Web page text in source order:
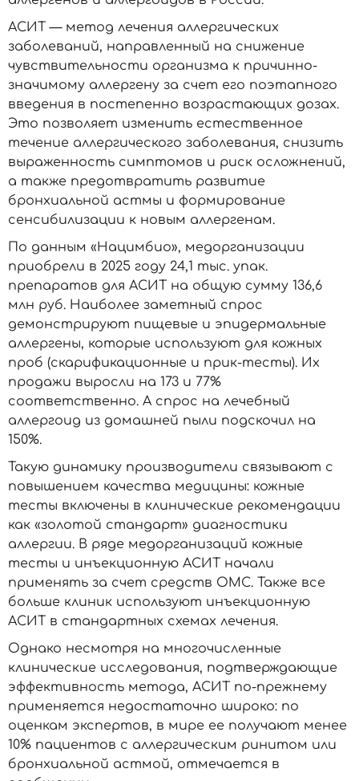
АСИТ — метод лечения аллергических
заболеваний, направленный на снижение
чувствительности организма к причинно-
значимому аллергену за счет его поэтапного
введения в постепенно возрастающих дозах.
Это позволяет изменить естественное
течение аллергического заболевания, снизить
выраженность симптомов и риск осложнений,
а также предотвратить развитие
бронхиальной астмы и формирование
сенсибилизации к новым аллергенам.
По данным «Нацимбио», медорганизации
приобрели в 2025 году 24,1 тыс. упак.
препаратов для АСИТ на общую сумму 136,6
млн руб. Наиболее заметный спрос
демонстрируют пищевые и эпидермальные
аллергены, которые используют для кожных
проб (скарификационные и прик-тесты). Их
продажи выросли на 173 и 77%
соответственно. А спрос на лечебный
аллергоид из домашней пыли подскочил на
150%.
Такую динамику производители связывают с
повышением качества медицины: кожные
тесты включены в клинические рекомендации
как «золотой стандарт» диагностики
аллергии. В ряде медорганизаций кожные
тесты и инъекционную АСИТ начали
применять за счет средств ОМС. Также все
больше клиник используют инъекционную
АСИТ в стандартных схемах лечения.
Однако несмотря на многочисленные
клинические исследования, подтверждающие
эффективность метода, АСИТ по-прежнему
применяется недостаточно широко: по
оценкам экспертов, в мире ее получают менее
10% пациентов с аллергическим ринитом или
бронхиальной астмой, отмечается в